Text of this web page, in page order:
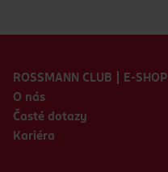
ROSSMANN CLUB | E-SHOP
O nás
Časté dotazy
Kariéra